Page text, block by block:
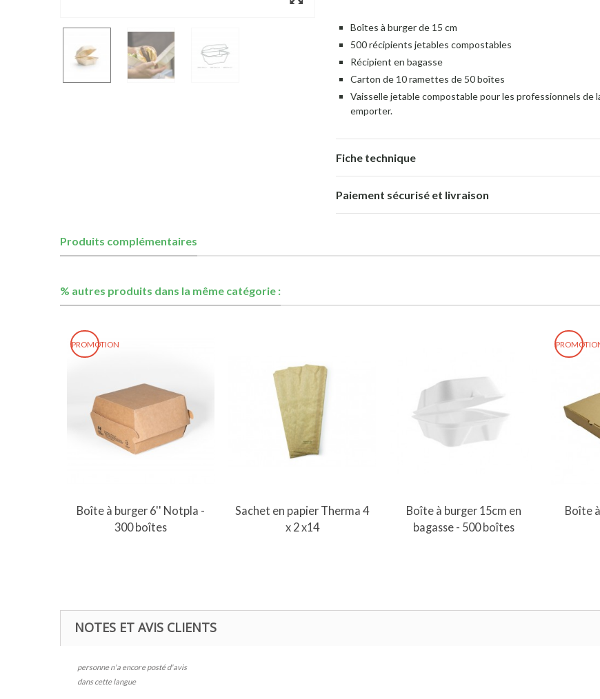
Boîtes à burger de 15 cm
500 récipients jetables compostables
Récipient en bagasse
Carton de 10 ramettes de 50 boîtes
Vaisselle jetable compostable pour les professionnels de
emporter.
Fiche technique
Paiement sécurisé et livraison
Produits complémentaires
% autres produits dans la même catégorie :
PROMOTION
Ajouter au panier
Boîte à burger 6'' Notpla -
300 boîtes
Ajouter au panier
Sachet en papier Therma 4
x 2 x14
Ajouter au panier
Boîte à burger 15cm en
bagasse - 500 boîtes
Boîte
NOTES ET AVIS CLIENTS
personne n'a encore posté d'avis
dans cette langue